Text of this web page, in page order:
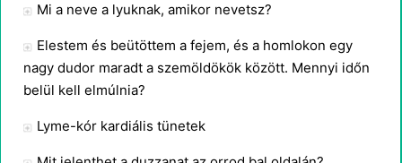
Mi a neve a lyuknak, amikor nevetsz?
Elestem és beütöttem a fejem, és a homlokon egy
nagy dudor maradt a szemöldökök között. Mennyi időn
belül kell elmúlnia?
Lyme-kór kardiális tünetek